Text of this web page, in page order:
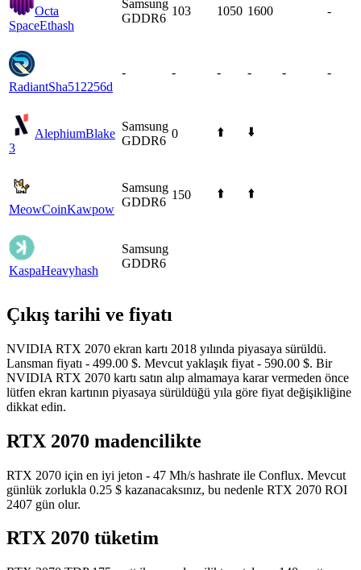
Octa
SpaceEthash
Samsung
GDDR6
103 1050 1600 -
RadiantSha512256d
- - - - - -
AlephiumBlake
3
Samsung
GDDR6
0 ⬆️ ⬇️
MeowCoinKawpow
Samsung
GDDR6
150 ⬆️ ⬆️
KaspaHeavyhash
Samsung
GDDR6
Çıkış tarihi ve fiyatı
NVIDIA RTX 2070 ekran kartı 2018 yılında piyasaya sürüldü.
Lansman fiyatı - 499.00 $. Mevcut yaklaşık fiyat - 590.00 $. Bir
NVIDIA RTX 2070 kartı satın alıp almamaya karar vermeden önce
lütfen ekran kartının piyasaya sürüldüğü yıla göre fiyat değişikliğine
dikkat edin.
RTX 2070 madencilikte
RTX 2070 için en iyi jeton - 47 Mh/s hashrate ile Conflux. Mevcut
günlük zorlukla 0.25 $ kazanacaksınız, bu nedenle RTX 2070 ROI
2407 gün olur.
RTX 2070 tüketim